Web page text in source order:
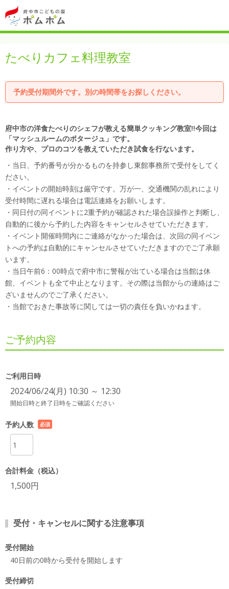
たべりカフェ料理教室
予約受付期間外です。別の時間帯をお探しください。
府中市の洋食たべりのシェフが教える簡単クッキング教室!!今回は
「マッシュルームのポタージュ」です。
作り方や、プロのコツを教えていただき試食を行ないます。
・当日、予約番号が分かるものを持参し東館事務所で受付をしてく
ださい。
・イベントの開始時刻は厳守です。万が一、交通機関の乱れにより
受付時間に遅れる場合は電話連絡をお願いします。
・同日付の同イベントに2重予約が確認された場合誤操作と判断し、
自動的に後から予約した内容をキャンセルさせていただきます。
・イベント開催時間内にご連絡がなかった場合は、次回の同イベン
トへの予約は自動的にキャンセルさせていただきますのでご了承願
います。
・当日午前6：00時点で府中市に警報が出ている場合は当館は休
館、イベントも全て中止となります。その際は当館からの連絡はご
ざいませんのでご了承ください。
・当館でおきた事故等に関しては一切の責任を負いかねます。
ご予約内容
ご利用日時
2024/06/24(月) 10:30 ～ 12:30
開始日時と終了日時をご確認ください
予約人数
必須
合計料金（税込）
1,500円
受付・キャンセルに関する注意事項
受付開始
40日前の0時から受付を開始します
受付締切